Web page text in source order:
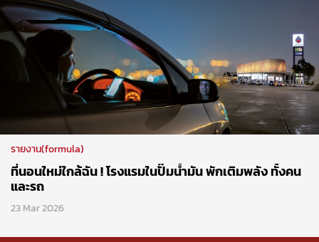
รายงาน(formula)
ที่นอนใหม่ใกล้ฉัน ! โรงแรมในปั๊มน้ำมัน พักเติมพลัง ทั้งคน
และรถ
23 Mar 2026